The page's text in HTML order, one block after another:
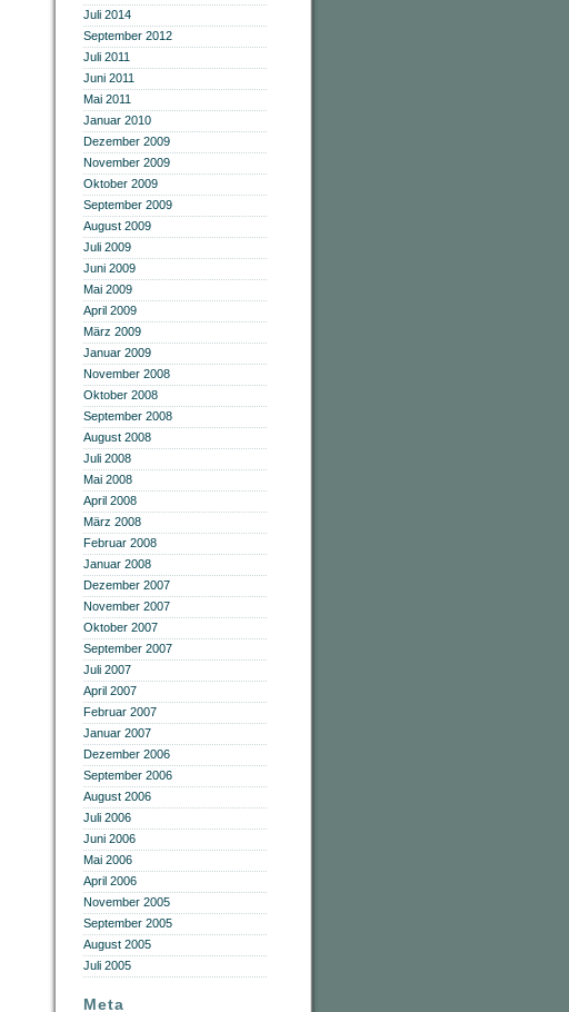
Juli 2014
September 2012
Juli 2011
Juni 2011
Mai 2011
Januar 2010
Dezember 2009
November 2009
Oktober 2009
September 2009
August 2009
Juli 2009
Juni 2009
Mai 2009
April 2009
März 2009
Januar 2009
November 2008
Oktober 2008
September 2008
August 2008
Juli 2008
Mai 2008
April 2008
März 2008
Februar 2008
Januar 2008
Dezember 2007
November 2007
Oktober 2007
September 2007
Juli 2007
April 2007
Februar 2007
Januar 2007
Dezember 2006
September 2006
August 2006
Juli 2006
Juni 2006
Mai 2006
April 2006
November 2005
September 2005
August 2005
Juli 2005
Meta